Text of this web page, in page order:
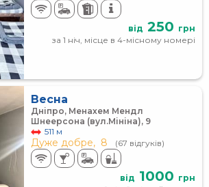
від 250 грн
за 1 ніч, місце в 4-місному номері
Весна
Дніпро, Менахем Мендл
Шнеерсона (вул.Мініна), 9
511 м
Дуже добре, 8 (67 відгуків)
від 1000 грн